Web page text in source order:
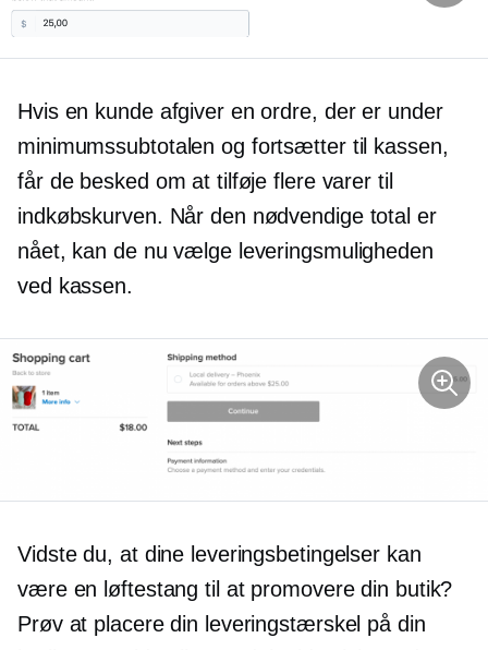
Hvis en kunde afgiver en ordre, der er under
minimumssubtotalen og fortsætter til kassen,
får de besked om at tilføje flere varer til
indkøbskurven. Når den nødvendige total er
nået, kan de nu vælge leveringsmuligheden
ved kassen.
Vidste du, at dine leveringsbetingelser kan
være en løftestang til at promovere din butik?
Prøv at placere din leveringstærskel på din